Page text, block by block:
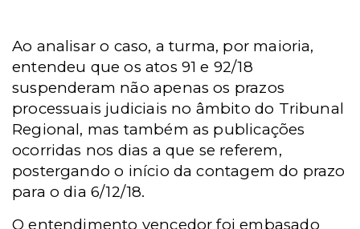
Ao analisar o caso, a turma, por maioria,
entendeu que os atos 91 e 92/18
suspenderam não apenas os prazos
processuais judiciais no âmbito do Tribunal
Regional, mas também as publicações
ocorridas nos dias a que se referem,
postergando o início da contagem do prazo
para o dia 6/12/18.
O entendimento vencedor foi embasado